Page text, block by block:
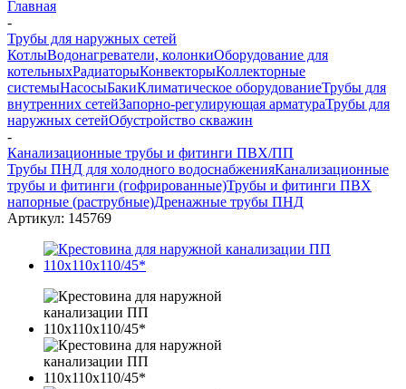
Главная
-
Трубы для наружных сетей
КотлыВодонагреватели, колонкиОборудование для
котельныхРадиаторыКонвекторыКоллекторные
системыНасосыБакиКлиматическое оборудованиеТрубы для
внутренних сетейЗапорно-регулирующая арматураТрубы для
наружных сетейОбустройство скважин
-
Канализационные трубы и фитинги ПВХ/ПП
Трубы ПНД для холодного водоснабженияКанализационные
трубы и фитинги (гофрированные)Трубы и фитинги ПВХ
напорные (раструбные)Дренажные трубы ПНД
Артикул: 145769